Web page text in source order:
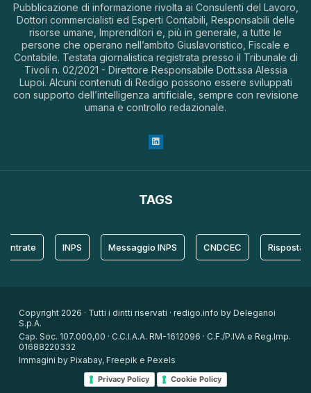
Pubblicazione di informazione rivolta ai Consulenti del Lavoro,
Dottori commercialisti ed Esperti Contabili, Responsabili delle
risorse umane, Imprenditori e, più in generale, a tutte le
persone che operano nell’ambito Giuslavoristico, Fiscale e
Contabile. Testata giornalistica registrata presso il Tribunale di
Tivoli n. 02/2021 - Direttore Responsabile Dott.ssa Alessia
Lupoi. Alcuni contenuti di Redigo possono essere sviluppati
con supporto dell’intelligenza artificiale, sempre con revisione
umana e controllo redazionale.
TAGS
Messaggio INPS CNDCEC Risposta
Copyright 2026 · Tutti i diritti riservati · redigo.info by Deleganoi
S.p.A.
Cap. Soc. 107.000,00 · C.C.I.A.A. RM-1612096 · C.F./P.IVA e Reg.Imp.
01688220332
Immagini by Pixabay, Freepik e Pexels
Privacy Policy Cookie Policy